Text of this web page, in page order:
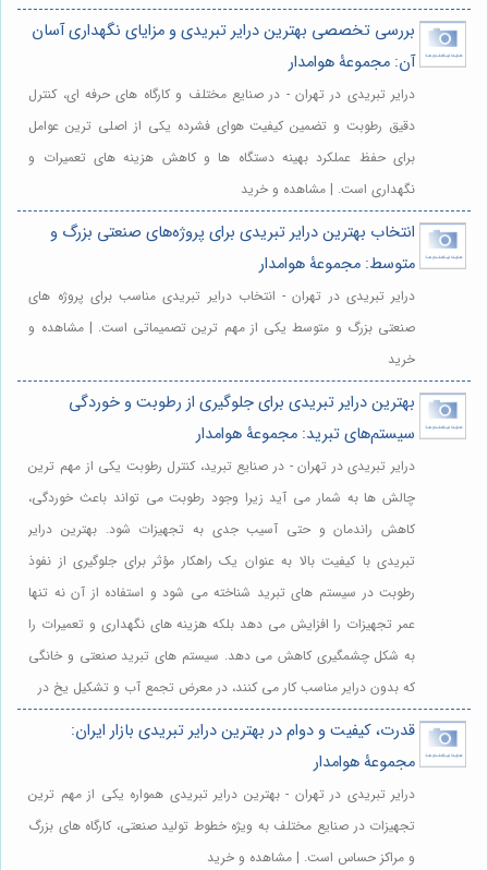
بررسی تخصصی بهترین درایر تبریدی و مزایای نگهداری آسان
آن: مجموعۀ هوامدار
درایر تبریدی در تهران - در صنایع مختلف و کارگاه های حرفه ای، کنترل
دقیق رطوبت و تضمین کیفیت هوای فشرده یکی از اصلی ترین عوامل
برای حفظ عملکرد بهینه دستگاه ها و کاهش هزینه های تعمیرات و
نگهداری است. | مشاهده و خرید
انتخاب بهترین درایر تبریدی برای پروژه‌های صنعتی بزرگ و
متوسط: مجموعۀ هوامدار
درایر تبریدی در تهران - انتخاب درایر تبریدی مناسب برای پروژه های
صنعتی بزرگ و متوسط یکی از مهم ترین تصمیماتی است. | مشاهده و
خرید
بهترین درایر تبریدی برای جلوگیری از رطوبت و خوردگی
سیستم‌های تبرید: مجموعۀ هوامدار
درایر تبریدی در تهران - در صنایع تبرید، کنترل رطوبت یکی از مهم ترین
چالش ها به شمار می آید زیرا وجود رطوبت می تواند باعث خوردگی،
کاهش راندمان و حتی آسیب جدی به تجهیزات شود. بهترین درایر
تبریدی با کیفیت بالا به عنوان یک راهکار مؤثر برای جلوگیری از نفوذ
رطوبت در سیستم های تبرید شناخته می شود و استفاده از آن نه تنها
عمر تجهیزات را افزایش می دهد بلکه هزینه های نگهداری و تعمیرات را
به شکل چشمگیری کاهش می دهد. سیستم های تبرید صنعتی و خانگی
که بدون درایر مناسب کار می کنند، در معرض تجمع آب و تشکیل یخ در
قدرت، کیفیت و دوام در بهترین درایر تبریدی بازار ایران:
مجموعۀ هوامدار
درایر تبریدی در تهران - بهترین درایر تبریدی همواره یکی از مهم ترین
تجهیزات در صنایع مختلف به ویژه خطوط تولید صنعتی، کارگاه های بزرگ
و مراکز حساس است. | مشاهده و خرید